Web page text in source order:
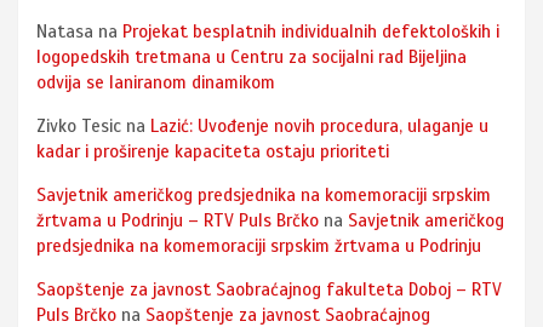
Natasa na Projekat besplatnih individualnih defektoloških i
logopedskih tretmana u Centru za socijalni rad Bijeljina
odvija se laniranom dinamikom
Zivko Tesic na Lazić: Uvođenje novih procedura, ulaganje u
kadar i proširenje kapaciteta ostaju prioriteti
Savjetnik američkog predsjednika na komemoraciji srpskim
žrtvama u Podrinju – RTV Puls Brčko na Savjetnik američkog
predsjednika na komemoraciji srpskim žrtvama u Podrinju
Saopštenje za javnost Saobraćajnog fakulteta Doboj – RTV
Puls Brčko na Saopštenje za javnost Saobraćajnog